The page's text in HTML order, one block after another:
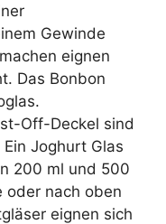
Gewinde
eignen
Das Bonbon
Off-Deckel sind
Joghurt Glas
200 ml und 500
oder nach oben
eignen sich